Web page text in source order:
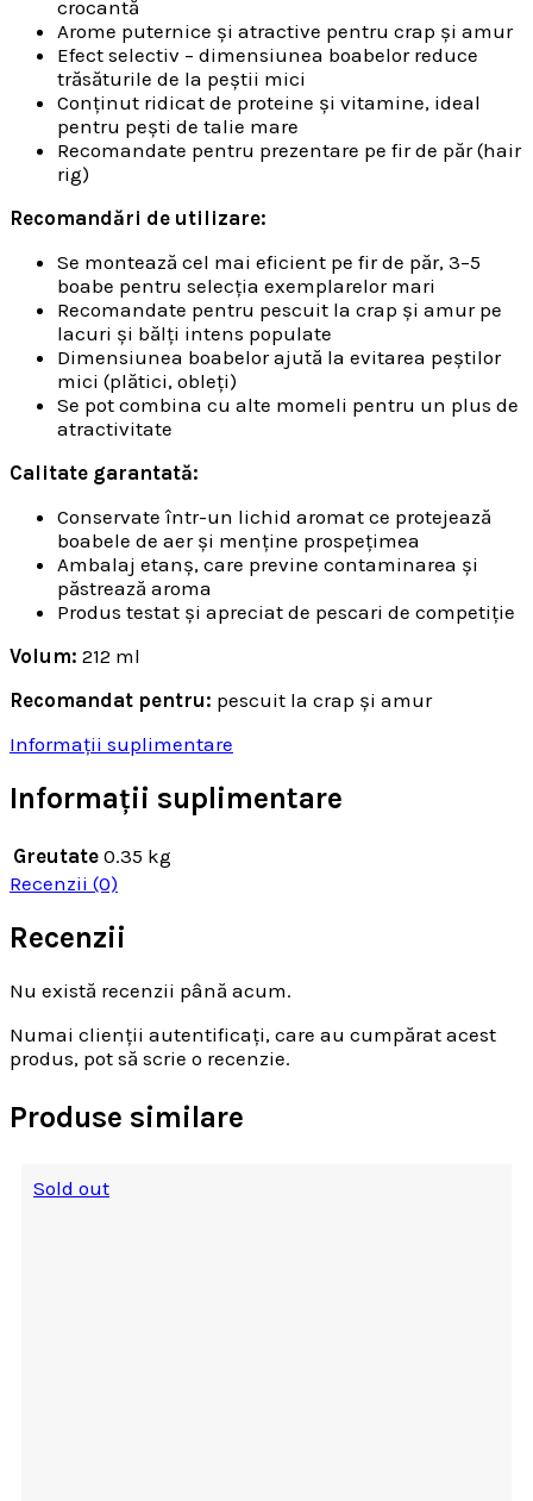
crocantă
Arome puternice și atractive pentru crap și amur
Efect selectiv – dimensiunea boabelor reduce
trăsăturile de la peștii mici
Conținut ridicat de proteine și vitamine, ideal
pentru pești de talie mare
Recomandate pentru prezentare pe fir de păr (hair
rig)
Recomandări de utilizare:
Se montează cel mai eficient pe fir de păr, 3–5
boabe pentru selecția exemplarelor mari
Recomandate pentru pescuit la crap și amur pe
lacuri și bălți intens populate
Dimensiunea boabelor ajută la evitarea peștilor
mici (plătici, obleți)
Se pot combina cu alte momeli pentru un plus de
atractivitate
Calitate garantată:
Conservate într-un lichid aromat ce protejează
boabele de aer și menține prospețimea
Ambalaj etanș, care previne contaminarea și
păstrează aroma
Produs testat și apreciat de pescari de competiție
Volum: 212 ml
Recomandat pentru: pescuit la crap și amur
Informații suplimentare
Informații suplimentare
Greutate 0.35 kg
Recenzii (0)
Recenzii
Nu există recenzii până acum.
Numai clienții autentificați, care au cumpărat acest
produs, pot să scrie o recenzie.
Produse similare
Sold out